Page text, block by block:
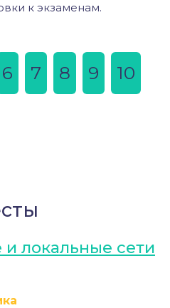
к экзаменам.
6 7 8 9 10
и локальные сети